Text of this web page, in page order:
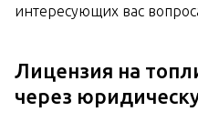
интересующих вас
Лицензия на
через